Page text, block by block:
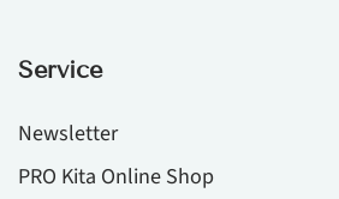
Service
Newsletter
PRO Kita Online Shop